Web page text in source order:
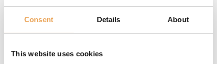
Consent Details About
This website uses cookies
TEMPS ET DE
L'ARGENT
Le Fingerprint Module